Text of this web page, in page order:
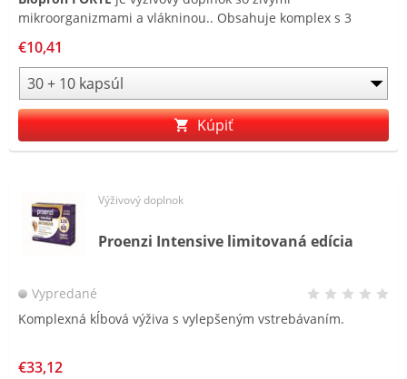
mikroorganizmami a vlákninou.. Obsahuje komplex s 3
fruktooligosacharidy .
€10,41
Kúpiť
Výživový doplnok
Proenzi Intensive limitovaná edícia
Vypredané
Komplexná kĺbová výživa s vylepšeným vstrebávaním.
€33,12